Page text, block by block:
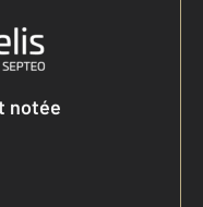
notée